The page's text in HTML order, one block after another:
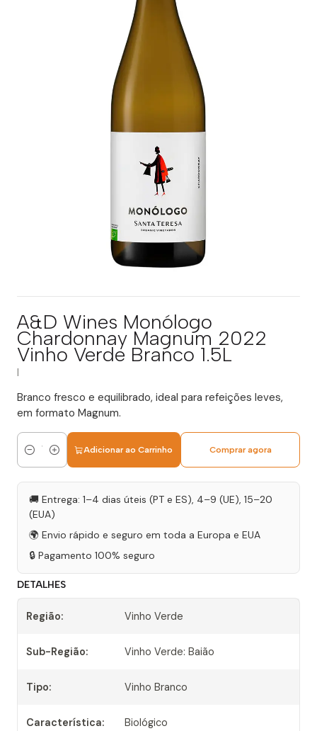
A&D Wines Monólogo
Chardonnay Magnum 2022
Vinho Verde Branco 1.5L
Branco fresco e equilibrado, ideal para refeições leves,
em formato Magnum.
Quantidade
Adicionar ao Carrinho Comprar agora
🚚 Entrega: 1–4 dias úteis (PT e ES), 4–9 (UE), 15–20
(EUA)
🌍 Envio rápido e seguro em toda a Europa e EUA
🔒 Pagamento 100% seguro
DETALHES
Região: Vinho Verde
Sub-Região: Vinho Verde: Baião
Tipo: Vinho Branco
Característica: Biológico